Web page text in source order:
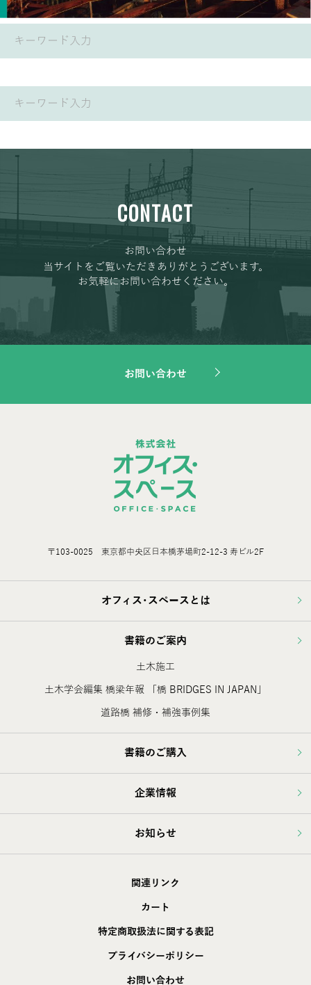
CONTACT
お問い合わせ
当サイトをご覧いただきありがとうございます。
お気軽にお問い合わせください。
お問い合わせ
〒103-0025 東京都中央区日本橋茅場町2-12-3 寿ビル2F
オフィス･スペースとは
書籍のご案内
土木施工
土木学会編集 橋梁年報 「橋 BRIDGES IN JAPAN」
道路橋 補修・補強事例集
書籍のご購入
企業情報
お知らせ
関連リンク
カート
特定商取扱法に関する表記
プライバシーポリシー
お問い合わせ